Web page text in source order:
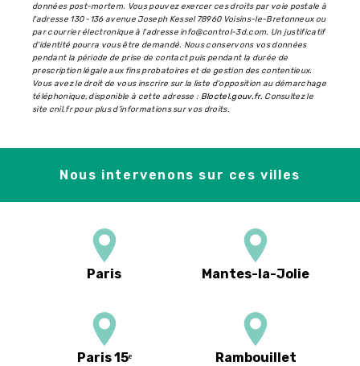
données post-mortem. Vous pouvez exercer ces droits par voie postale à
l'adresse 130 -136 avenue Joseph Kessel 78960 Voisins-le-Bretonneux ou
par courrier électronique à l'adresse info@control-3d.com. Un justificatif
d'identité pourra vous être demandé. Nous conservons vos données
pendant la période de prise de contact puis pendant la durée de
prescription légale aux fins probatoires et de gestion des contentieux.
Vous avez le droit de vous inscrire sur la liste d'opposition au démarchage
téléphonique, disponible à cette adresse : Bloctel.gouv.fr. Consultez le
site cnil.fr pour plus d’informations sur vos droits.
Nous intervenons sur ces villes
Paris Mantes-la-Jolie
Paris 15ᵉ
Rambouillet